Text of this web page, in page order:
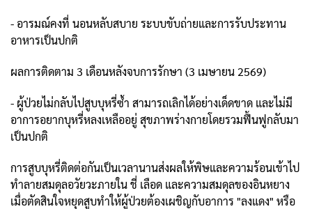
- อารมณ์คงที่ นอนหลับสบาย ระบบขับถ่ายและการรับประทาน
อาหารเป็นปกติ
ผลการติดตาม 3 เดือนหลังจบการรักษา (3 เมษายน 2569)
- ผู้ป่วยไม่กลับไปสูบบุหรี่ซ้ำ สามารถเลิกได้อย่างเด็ดขาด และไม่มี
อาการอยากบุหรี่หลงเหลืออยู่ สุขภาพร่างกายโดยรวมฟื้นฟูกลับมา
เป็นปกติ
การสูบบุหรี่ติดต่อกันเป็นเวลานานส่งผลให้พิษและความร้อนเข้าไป
ทำลายสมดุลอวัยวะภายใน ชี่ เลือด และความสมดุลของอินหยาง
เมื่อตัดสินใจหยุดสูบทำให้ผู้ป่วยต้องเผชิญกับอาการ "ลงแดง" หรือ